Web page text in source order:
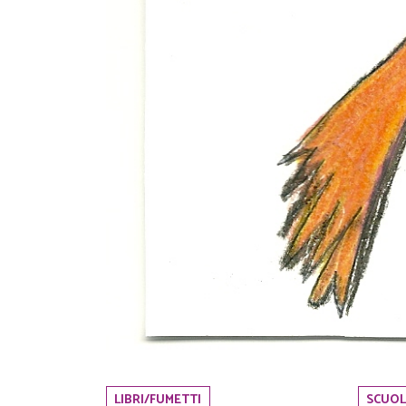
LIBRI/FUMETTI